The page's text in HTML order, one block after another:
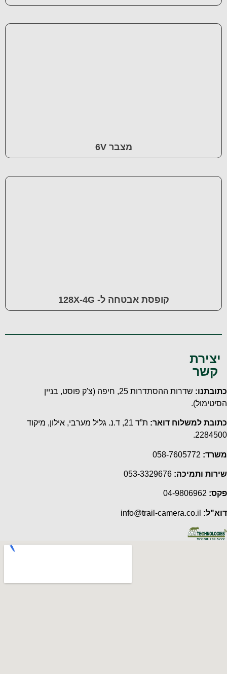
מצבר 6V
קופסת אבטחה ל- 128X-4G
יצירת
קשר
כתובתנו: שדרות ההסתדרות 25, חיפה
(צ'ק פוסט, בניין
הסיטימול).
כתובת למשלוח דואר:
ת”ד 21, ד.נ. גליל מערבי, אילון, מיקוד
2284500.
משרד: 058-7605772
שירות ותמיכה: 053-3329676
פקס: 04-9806962
דוא"ל: info@trail-camera.co.il